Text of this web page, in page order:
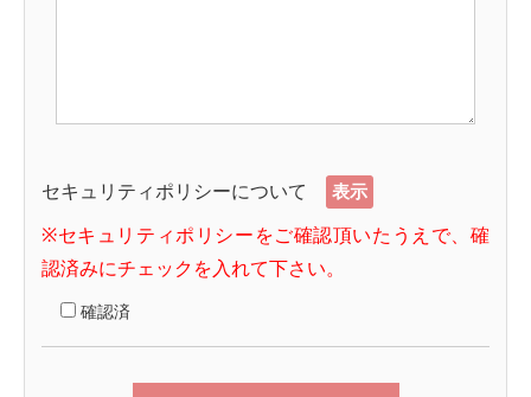
セキュリティポリシーについて 表示
※セキュリティポリシーをご確認頂いたうえで、確
認済みにチェックを入れて下さい。
確認済